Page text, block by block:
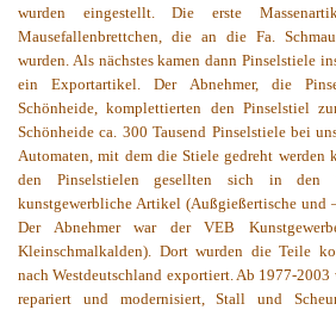
wurden eingestellt. Die erste
Mausefallenbrettchen, die an die Fa.
wurden. Als nächstes kamen dann Pinselstiele
ein Exportartikel. Der Abnehmer, die
Schönheide, komplettierten den Pinselstiel
Schönheide ca. 300 Tausend Pinselstiele bei
Automaten, mit dem die Stiele gedreht werden
den Pinselstielen gesellten sich in den
kunstgewerbliche Artikel (Außgießertische und
Der Abnehmer war der VEB
Kleinschmalkalden). Dort wurden die Teile
nach Westdeutschland exportiert. Ab 1977-
repariert und modernisiert, Stall und